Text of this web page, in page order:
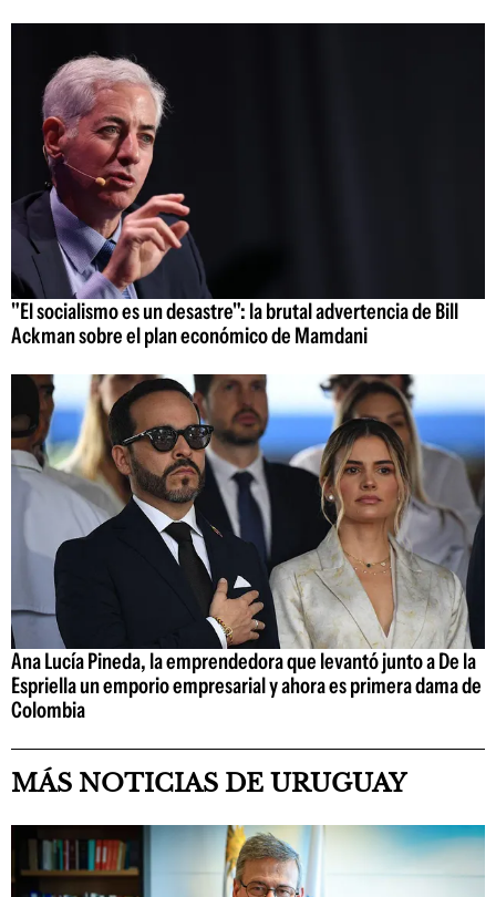
"El socialismo es un desastre": la brutal advertencia de Bill
Ackman sobre el plan económico de Mamdani
Ana Lucía Pineda, la emprendedora que levantó junto a De la
Espriella un emporio empresarial y ahora es primera dama de
Colombia
MÁS NOTICIAS DE URUGUAY